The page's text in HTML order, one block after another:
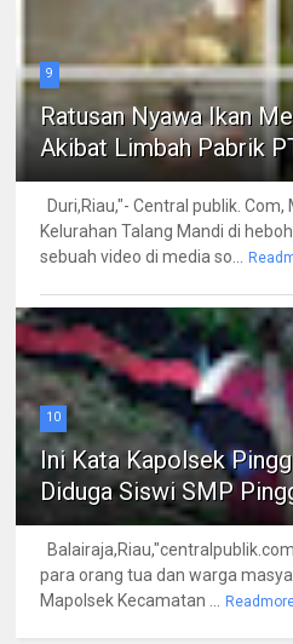
9
Ratusan Nyawa Ikan
Akibat Limbah Pabrik
Duri,Riau,"- Central publik.
Kelurahan Talang Mandi di
sebuah video di media so...
10
Ini Kata Kapolsek
Diduga Siswi SMP
para orang tua dan warga
Mapolsek Kecamatan ...